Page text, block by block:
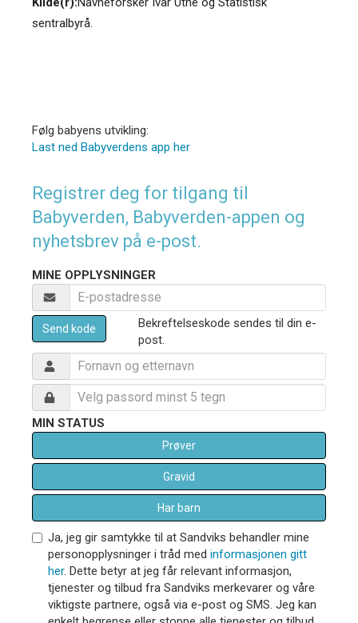
sentralbyrå.
Følg babyens utvikling:
Last ned Babyverdens app her
Registrer deg for tilgang til
Babyverden, Babyverden-appen og
nyhetsbrev på e-post.
MINE OPPLYSNINGER
Send kode
Bekreftelseskode sendes til din e-
post.
MIN STATUS
Prøver
Gravid
Har barn
Ja, jeg gir samtykke til at Sandviks behandler mine
personopplysninger i tråd med informasjonen gitt
her. Dette betyr at jeg får relevant informasjon,
tjenester og tilbud fra Sandviks merkevarer og våre
viktigste partnere, også via e-post og SMS. Jeg kan